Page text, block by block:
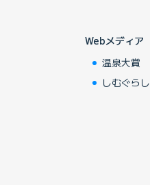
Webメディア
温泉大賞
しむぐらし